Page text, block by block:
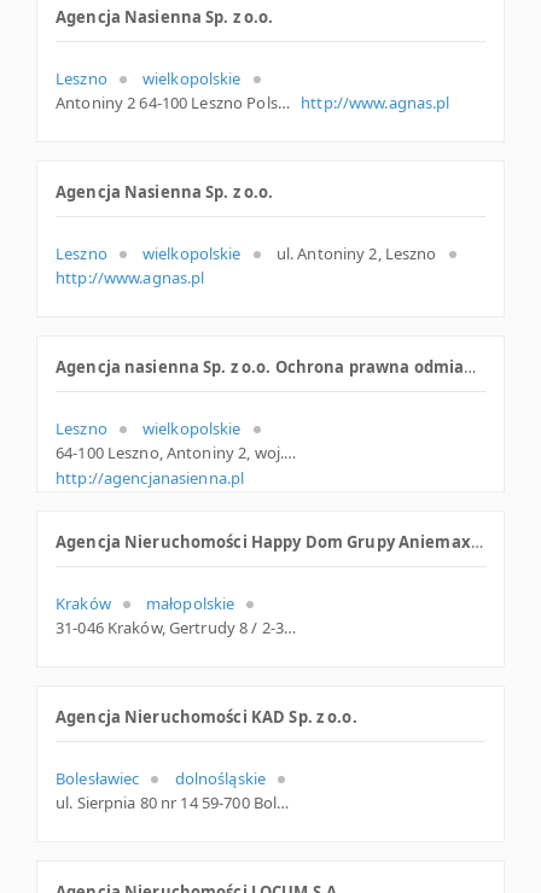
Agencja Nasienna Sp. z o.o.
Leszno
wielkopolskie
Antoniny 2 64-100 Leszno Polska http://www.agnas.pl
Agencja Nasienna Sp. z o.o.
Leszno wielkopolskie
ul. Antoniny 2, Leszno
http://www.agnas.pl
Agencja nasienna Sp. z o.o. Ochrona prawna odmian roślin
Leszno
wielkopolskie
64-100 Leszno, Antoniny 2, woj. Wielkopolskie, pow. Leszno, gm. Leszno
http://agencjanasienna.pl
Agencja Nieruchomości Happy Dom Grupy Aniemax Capital Sp. z o.o.
Kraków
małopolskie
31-046 Kraków, Gertrudy 8 / 2-3, małopolskie
Agencja Nieruchomości KAD Sp. z o.o.
Bolesławiec
dolnośląskie
ul. Sierpnia 80 nr 14 59-700 Bolesławiec Polska